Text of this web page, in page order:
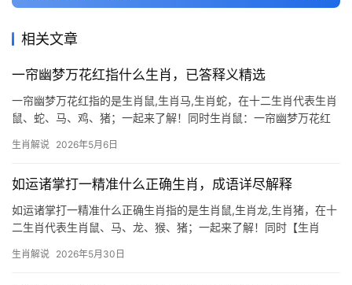
相关文章
一帘幽梦万花红指什么生肖，已答释义精选
一帘幽梦万花红指的是生肖鼠,生肖马,生肖蛇，在十二生肖代表生肖
鼠、蛇、马、鸡、猪；一起来了解！同时生肖鼠：一帘幽梦万花红
肖鼠正是这一意象的绝佳代表，鼠年出生之人天生敏锐，能于混沌
生肖解说 2026年5月6日
如运诸掌打一精准什么正确生肖，成语详尽解释
如运诸掌打一精准什么正确生肖指的是生肖鼠,生肖龙,生肖猪，在十
二生肖代表生肖鼠、马、龙、猴、猪；一起来了解！同时【生肖
肖鼠的聪慧极为契合，2026年对属鼠者而言，事业易遇“项目被抢”
生肖解说 2026年5月30日